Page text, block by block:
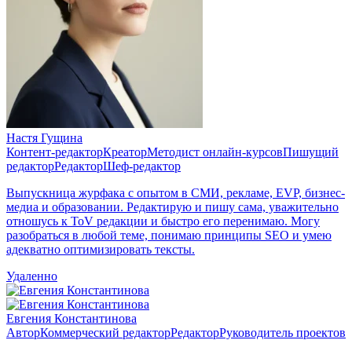
Настя Гущина
Контент-редакторКреаторМетодист онлайн-курсовПишущий
редакторРедакторШеф-редактор
Выпускница журфака с опытом в СМИ, рекламе, EVP, бизнес-
медиа и образовании. Редактирую и пишу сама, уважительно
отношусь к ToV редакции и быстро его перенимаю. Могу
разобраться в любой теме, понимаю принципы SEO и умею
адекватно оптимизировать тексты.
Удаленно
Евгения Константинова
АвторКоммерческий редакторРедакторРуководитель проектов